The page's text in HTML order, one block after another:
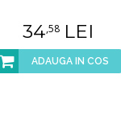
34,58LEI
ADAUGA IN COS